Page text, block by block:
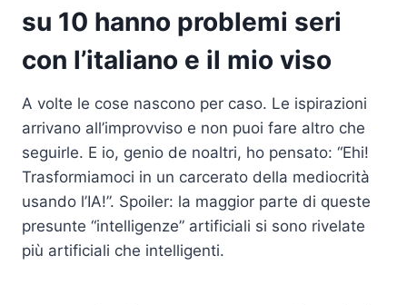
su 10 hanno problemi seri
con l’italiano e il mio viso
A volte le cose nascono per caso. Le ispirazioni
arrivano all’improvviso e non puoi fare altro che
seguirle. E io, genio de noaltri, ho pensato: “Ehi!
Trasformiamoci in un carcerato della mediocrità
usando l’IA!”. Spoiler: la maggior parte di queste
presunte “intelligenze” artificiali si sono rivelate
più artificiali che intelligenti.